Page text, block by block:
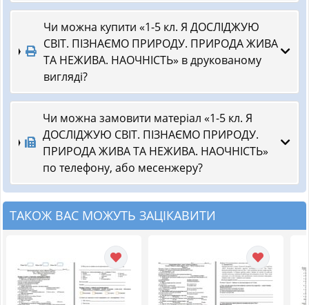
Чи можна купити «1-5 кл. Я ДОСЛІДЖУЮ
СВІТ. ПІЗНАЄМО ПРИРОДУ. ПРИРОДА ЖИВА
ТА НЕЖИВА. НАОЧНІСТЬ» в друкованому
вигляді?
Чи можна замовити матеріал «1-5 кл. Я
ДОСЛІДЖУЮ СВІТ. ПІЗНАЄМО ПРИРОДУ.
ПРИРОДА ЖИВА ТА НЕЖИВА. НАОЧНІСТЬ»
по телефону, або месенжеру?
ТАКОЖ ВАС МОЖУТЬ ЗАЦІКАВИТИ